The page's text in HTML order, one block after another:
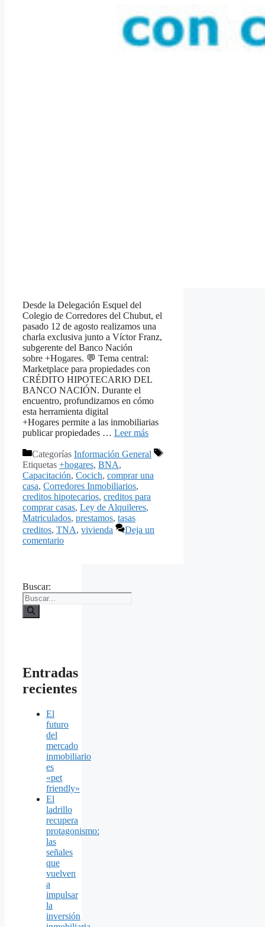
Desde la Delegación Esquel del
Colegio de Corredores del Chubut, el
pasado 12 de agosto realizamos una
charla exclusiva junto a Víctor Franz,
subgerente del Banco Nación
sobre +Hogares. 💬 Tema central:
Marketplace para propiedades con
CRÉDITO HIPOTECARIO DEL
BANCO NACIÓN. Durante el
encuentro, profundizamos en cómo
esta herramienta digital
+Hogares permite a las inmobiliarias
publicar propiedades … Leer más
Categorías Información General
Etiquetas +hogares, BNA,
Capacitación, Cocich, comprar una
casa, Corredores Inmobiliarios,
creditos hipotecarios, creditos para
comprar casas, Ley de Alquileres,
Matriculados, prestamos, tasas
creditos, TNA, vivienda
Deja un
comentario
Buscar:
Entradas
recientes
El
futuro
del
mercado
inmobiliario
es
«pet
friendly»
El
ladrillo
recupera
protagonismo:
las
señales
que
vuelven
a
impulsar
la
inversión